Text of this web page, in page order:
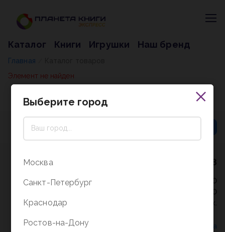
Каталог Книги Игрушки Наш бренд
Главная
Элемент не найден
8 (800) 5000-338
Режим работы - 9:30-20:00
в выходные и праздники - 10:00-19:00
без перерыва и выходных.
Политика конфиденциальности
СОГЛАСИЕ на
Выберите город
Москва
Санкт-Петербург
Краснодар
Ростов-на-Дону